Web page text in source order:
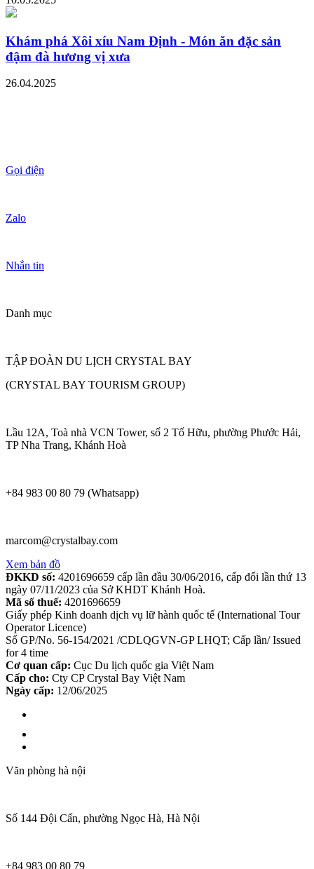
Khám phá Xôi xíu Nam Định - Món ăn đặc sản
đậm đà hương vị xưa
26.04.2025
Gọi điện
Zalo
Nhắn tin
Danh mục
TẬP ĐOÀN DU LỊCH CRYSTAL BAY
(CRYSTAL BAY TOURISM GROUP)
Lầu 12A, Toà nhà VCN Tower, số 2 Tố Hữu, phường Phước Hải,
TP Nha Trang, Khánh Hoà
+84 983 00 80 79 (Whatsapp)
marcom@crystalbay.com
Xem bản đồ
ĐKKD số: 4201696659 cấp lần đầu 30/06/2016, cấp đổi lần thứ 13
ngày 07/11/2023 của Sở KHDT Khánh Hoà.
Mã số thuế: 4201696659
Giấy phép Kinh doanh dịch vụ lữ hành quốc tế (International Tour
Operator Licence)
Số GP/No. 56-154/2021 /CDLQGVN-GP LHQT; Cấp lần/ Issued
for 4 time
Cơ quan cấp: Cục Du lịch quốc gia Việt Nam
Cấp cho: Cty CP Crystal Bay Việt Nam
Ngày cấp: 12/06/2025
Văn phòng hà nội
Số 144 Đội Cấn, phường Ngọc Hà, Hà Nội
+84 983 00 80 79